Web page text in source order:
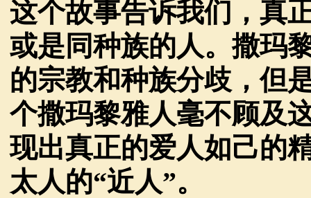
这个故事告诉我们，真
或是同种族的人。撒玛
的宗教和种族分歧，但
个撒玛黎雅人毫不顾及
现出真正的爱人如己的
太人的“近人”。